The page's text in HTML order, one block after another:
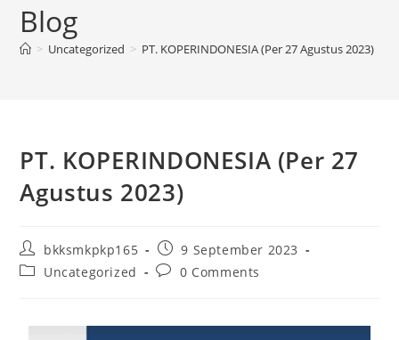
Blog
> Uncategorized > PT. KOPERINDONESIA (Per 27 Agustus 2023)
PT. KOPERINDONESIA (Per 27
Agustus 2023)
bkksmkpkp165
9 September 2023
Uncategorized
0 Comments